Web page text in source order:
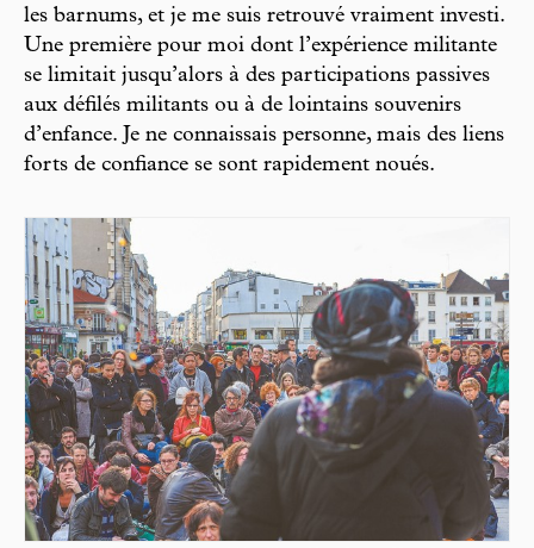
les barnums, et je me suis retrouvé vraiment investi.
Une première pour moi dont l’expérience militante
se limitait jusqu’alors à des participations passives
aux défilés militants ou à de lointains souvenirs
d’enfance. Je ne connaissais personne, mais des liens
forts de confiance se sont rapidement noués.